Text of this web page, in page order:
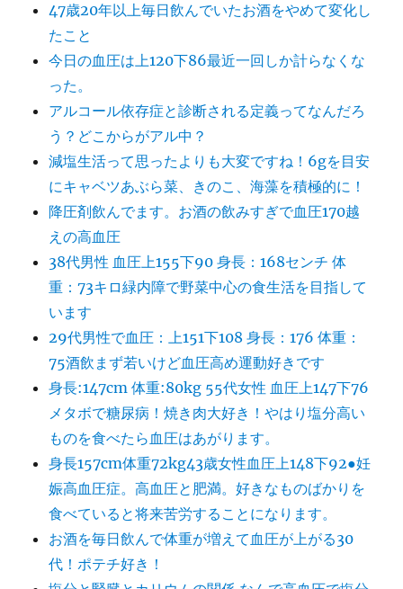
47歳20年以上毎日飲んでいたお酒をやめて変化し
たこと
今日の血圧は上120下86最近一回しか計らなくな
った。
アルコール依存症と診断される定義ってなんだろ
う？どこからがアル中？
減塩生活って思ったよりも大変ですね！6gを目安
にキャベツあぶら菜、きのこ、海藻を積極的に！
降圧剤飲んでます。お酒の飲みすぎで血圧170越
えの高血圧
38代男性 血圧上155下90 身長：168センチ 体
重：73キロ緑内障で野菜中心の食生活を目指して
います
29代男性で血圧：上151下108 身長：176 体重：
75酒飲まず若いけど血圧高め運動好きです
身長:147cm 体重:80kg 55代女性 血圧上147下76
メタボで糖尿病！焼き肉大好き！やはり塩分高い
ものを食べたら血圧はあがります。
身長157cm体重72kg43歳女性血圧上148下92●妊
娠高血圧症。高血圧と肥満。好きなものばかりを
食べていると将来苦労することになります。
お酒を毎日飲んで体重が増えて血圧が上がる30
代！ポテチ好き！